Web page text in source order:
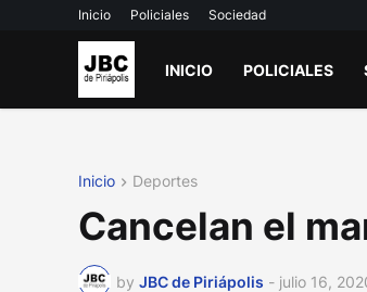
Inicio Policiales Sociedad
INICIO POLICIALES
Inicio Deportes
Cancelan el
by JBC de Piriápolis - julio 16,